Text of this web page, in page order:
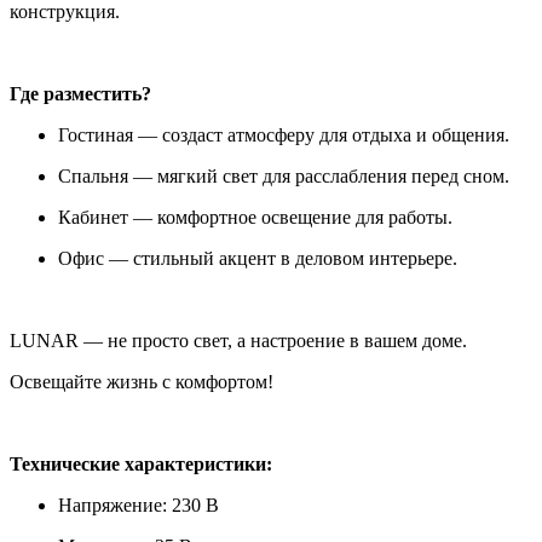
конструкция.
Где разместить?
Гостиная — создаст атмосферу для отдыха и общения.
Спальня — мягкий свет для расслабления перед сном.
Кабинет — комфортное освещение для работы.
Офис — стильный акцент в деловом интерьере.
LUNAR — не просто свет, а настроение в вашем доме.
Освещайте жизнь с комфортом!
Технические характеристики:
Напряжение: 230 В